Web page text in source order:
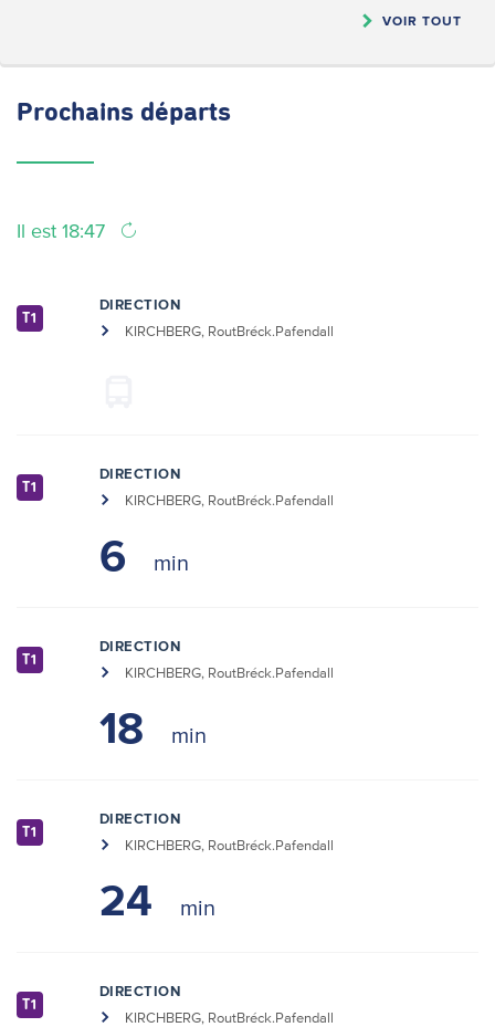
VOIR TOUT
Prochains départs
Il est 18:47
T1
DIRECTION
KIRCHBERG, RoutBréck.Pafendall
T1
DIRECTION
KIRCHBERG, RoutBréck.Pafendall
6
T1
DIRECTION
KIRCHBERG, RoutBréck.Pafendall
18
T1
DIRECTION
KIRCHBERG, RoutBréck.Pafendall
24
T1
DIRECTION
KIRCHBERG, RoutBréck.Pafendall